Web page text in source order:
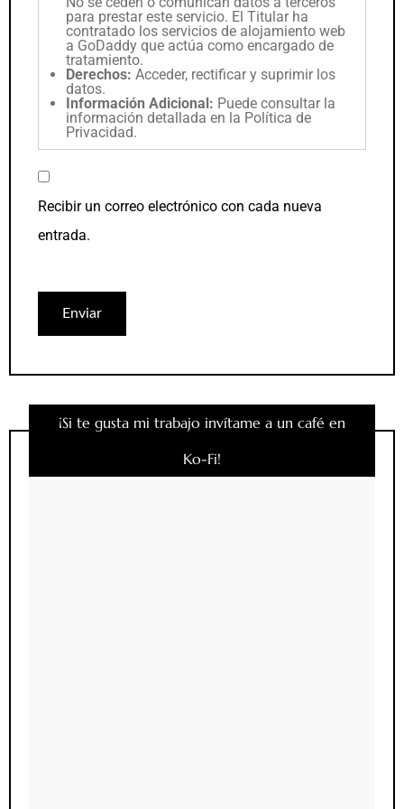
para prestar este servicio. El Titular ha
contratado los servicios de alojamiento web
a GoDaddy que actúa como encargado de
tratamiento.
Derechos: Acceder, rectificar y suprimir los
datos.
Información Adicional: Puede consultar la
información detallada en la Política de
Privacidad.
Recibir un correo electrónico con cada nueva
entrada.
¡Si te gusta mi trabajo invítame a un café en
Ko-Fi!